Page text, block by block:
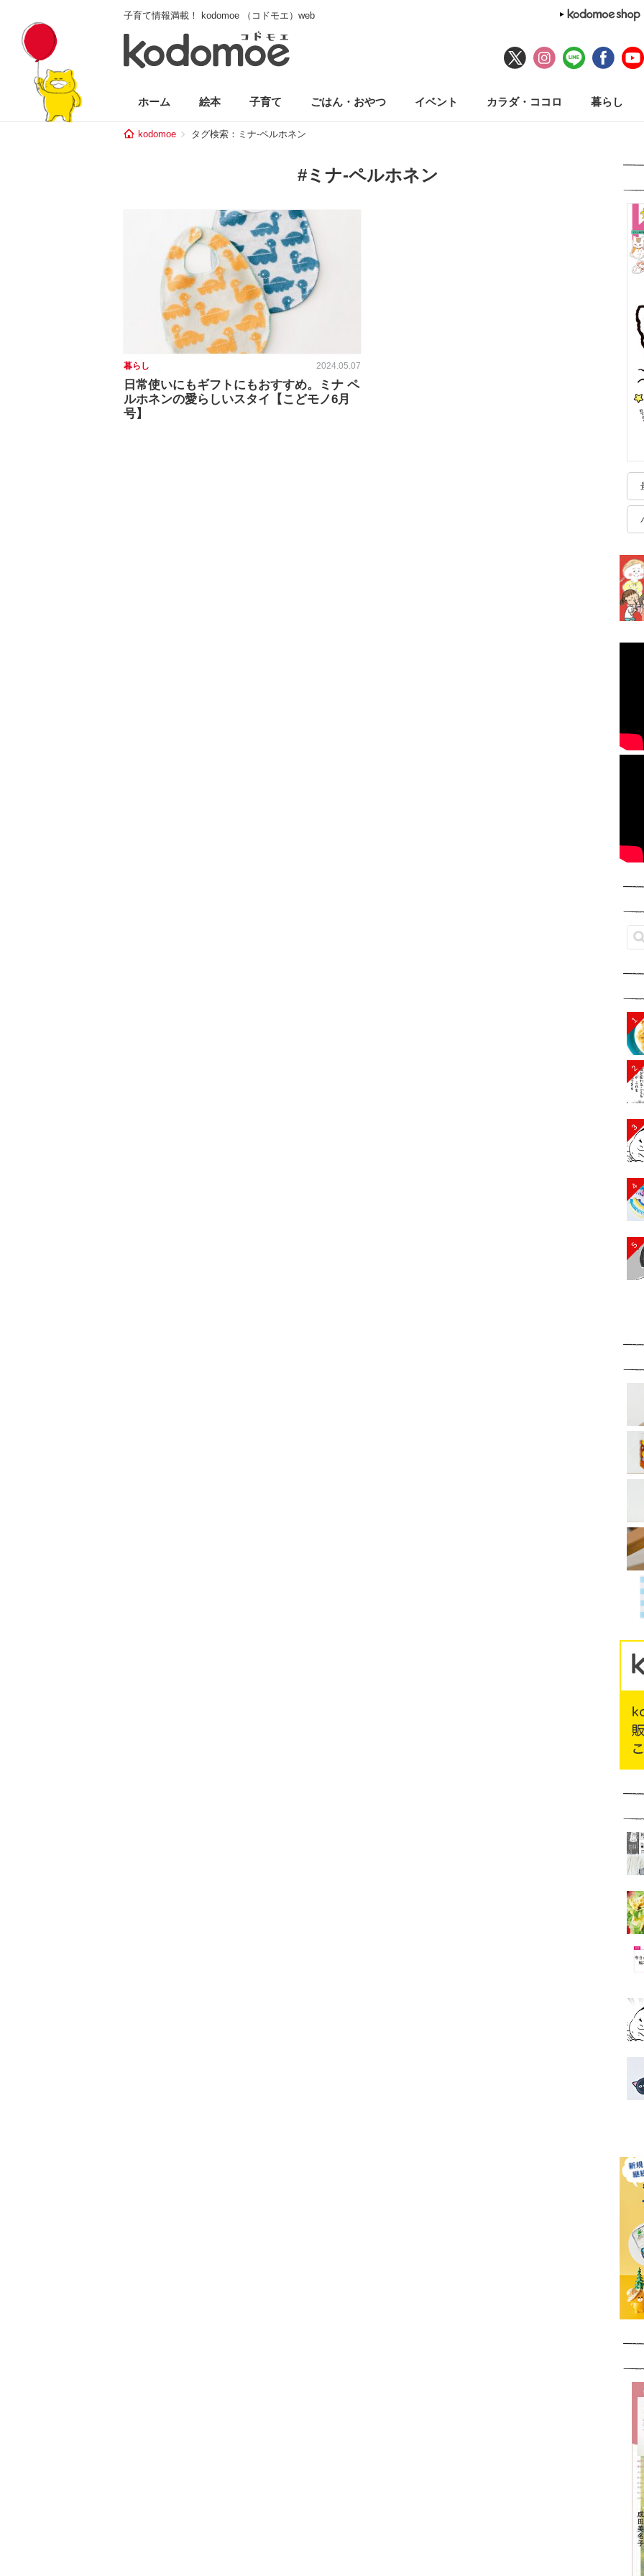
子育て情報満載！ kodomoe （コドモエ）web
ホーム 絵本 子育て ごはん・おやつ イベント カラダ・ココロ 暮らし
kodomoe タグ検索：ミナ-ペルホネン
#ミナ-ペルホネン
暮らし 2024.05.07
日常使いにもギフトにもおすすめ。ミナ ペ
ルホネンの愛らしいスタイ【こどモノ6月
号】
1
2
3
4
5